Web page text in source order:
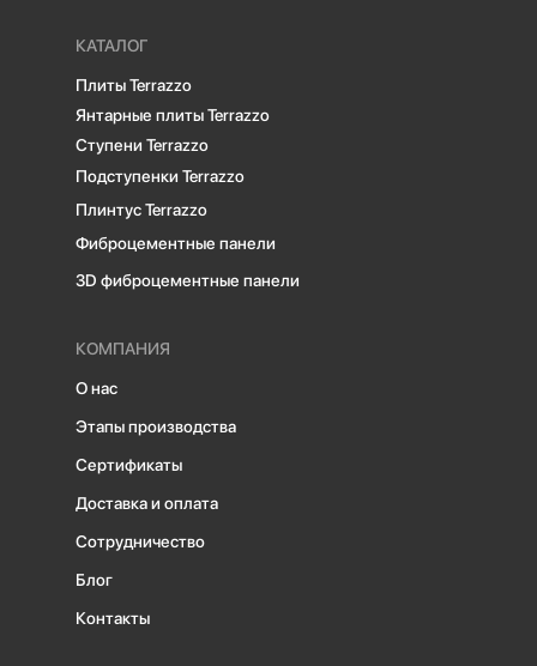
КОМПАНИЯ
КАТАЛОГ
Плиты Terrazzo
Янтарные плиты Terrazzo
Ступени Terrazzo
Подступенки Terrazzo
Плинтус Terrazzo
О нас
Этапы производства
Сертификаты
Доставка и оплата
Сотрудничество
Блог
Контакты
Фиброцементные панели
3D фиброцементные панели